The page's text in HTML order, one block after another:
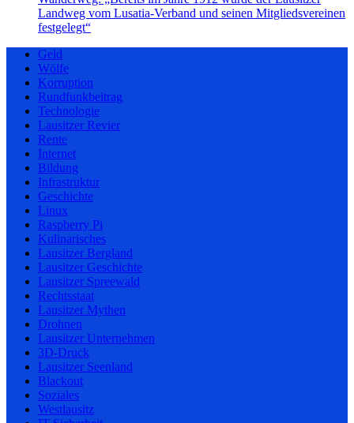
Landweg vom Lusatia-Verband und seinen Mitgliedsvereinen
festgelegt“
Geld
Wölfe
Korruption
Rundfunkbeitrag
Technologie
Lausitzer Revier
Rente
Internet
Bildung
Infrastruktur
Geschichte
Linux
Raspberry Pi
Kulinarisches
Lausitzer Bergland
Lausitzer Geschichte
Lausitzer Spreewald
Rechtsstaat
Lausitzer Mythen
Drohnen
Lausitzer Unternehmen
3D-Druck
Lausitzer Seenland
Blackout
Soziales
Westlausitz